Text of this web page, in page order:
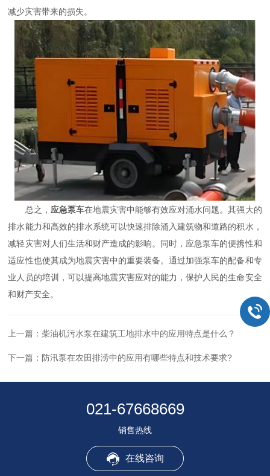
减少灾害带来的损失。
总之， 应急泵车在地震灾害中能够有效应对涌水问题。其强大的
排水能力和高效的排水系统可以快速排除涌入建筑物和道路的积水，
减轻灾害对人们生活和财产造成的影响。同时，应急泵车的便携性和
适应性也使其成为地震灾害中的重要装备。通过加强泵车的配备和专
业人员的培训，可以提高地震灾害应对的能力，保护人民的生命安全
和财产安全。
上一篇： 柴油机污水泵在建筑工地排水中的应用特点是什么？
下一篇： 防汛泵在农田排涝中的应用有哪些特点和技术要求?
021-67668669
销售热线
在线咨询